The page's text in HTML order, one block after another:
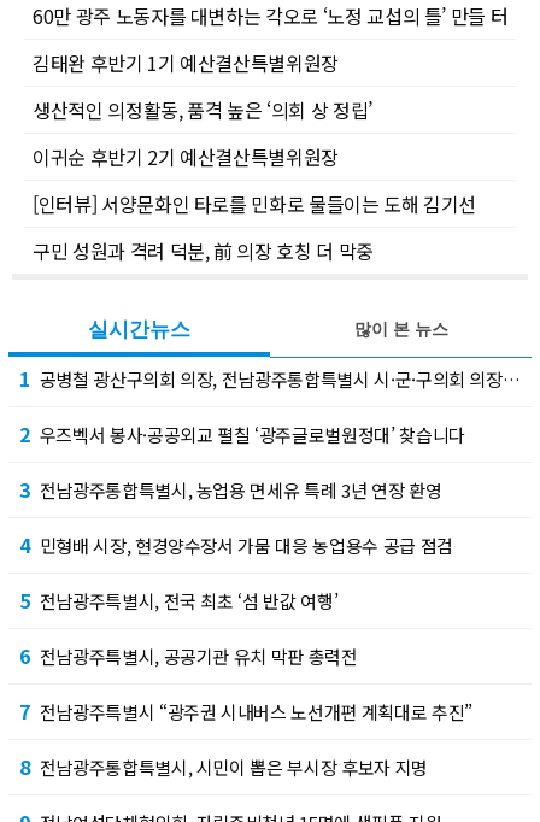
60만 광주 노동자를 대변하는 각오로 ‘노정 교섭의 틀’ 만들 터
김태완 후반기 1기 예산결산특별위원장
생산적인 의정활동, 품격 높은 ‘의회 상 정립’
이귀순 후반기 2기 예산결산특별위원장
[인터뷰] 서양문화인 타로를 민화로 물들이는 도해 김기선
구민 성원과 격려 덕분, 前 의장 호칭 더 막중
실시간뉴스
1 공병철 광산구의회 의장, 전남광주통합특별시 시·군·구의회 의장협의회 부회장 선출
2 우즈벡서 봉사·공공외교 펼칠 ‘광주글로벌원정대’ 찾습니다
3 전남광주통합특별시, 농업용 면세유 특례 3년 연장 환영
4 민형배 시장, 현경양수장서 가뭄 대응 농업용수 공급 점검
5 전남광주특별시, 전국 최초 ‘섬 반값 여행’
6 전남광주특별시, 공공기관 유치 막판 총력전
7 전남광주특별시 “광주권 시내버스 노선개편 계획대로 추진”
8 전남광주통합특별시, 시민이 뽑은 부시장 후보자 지명
많이 본 뉴스